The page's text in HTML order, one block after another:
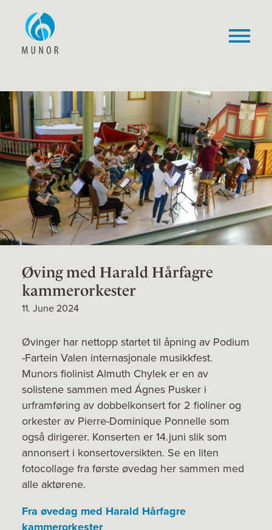
Øving med Harald Hårfagre
kammerorkester
11. June 2024
Øvinger har nettopp startet til åpning av Podium
-Fartein Valen internasjonale musikkfest.
Munors fiolinist Almuth Chylek er en av
solistene sammen med Ágnes Pusker i
urframføring av dobbelkonsert for 2 fioliner og
orkester av Pierre-Dominique Ponnelle som
også dirigerer. Konserten er 14.juni slik som
annonsert i konsertoversikten. Se en liten
fotocollage fra første øvedag her sammen med
alle aktørene.
Fra øvedag med Harald Hårfagre
kammerorkester